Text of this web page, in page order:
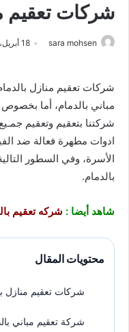
شركات تعقيم
sara mohsen 18 أبريل، 2022
شركات تعقيم منازل
مباني بالدمام، أما
شركتنا بتعقيم وتعقيم
ادوات مطهرة فعالة ضد
الأسرة، وفي السطور
بالدمام.
شاهد أيضا : شركه تعقيم
محتويات المقال
شركات تعقيم منازل
شركة تعقيم مباني